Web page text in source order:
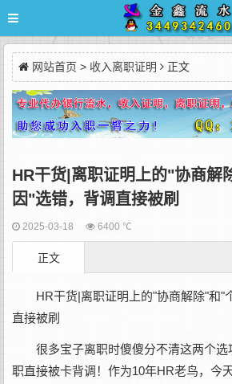
网站首页 > 收入离职证明 正文
HR干货|离职证明上的"协商解
因"选错，背调直接被刷
2025-03-18 6400 ℃
正文
HR干货|离职证明上的"协商解除"和"
直接被刷
很多宝子离职时傻傻分不清这两个选
职直接被卡背调！作为10年HR老鸟，今